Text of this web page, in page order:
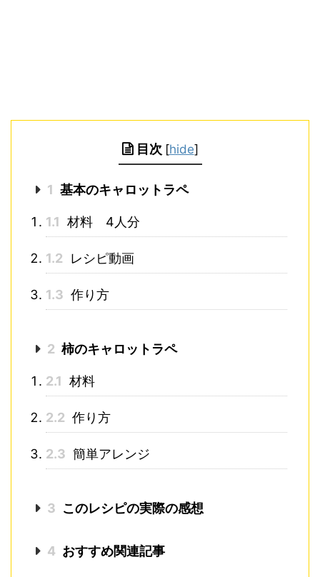
目次 [hide]
1 基本のキャロットラペ
1.1 材料 4人分
1.2 レシピ動画
1.3 作り方
2 柿のキャロットラペ
2.1 材料
2.2 作り方
2.3 簡単アレンジ
3 このレシピの実際の感想
4 おすすめ関連記事